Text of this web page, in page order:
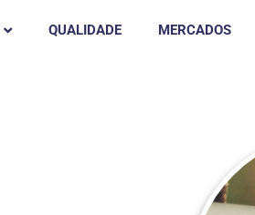
QUALIDADE MERCADOS